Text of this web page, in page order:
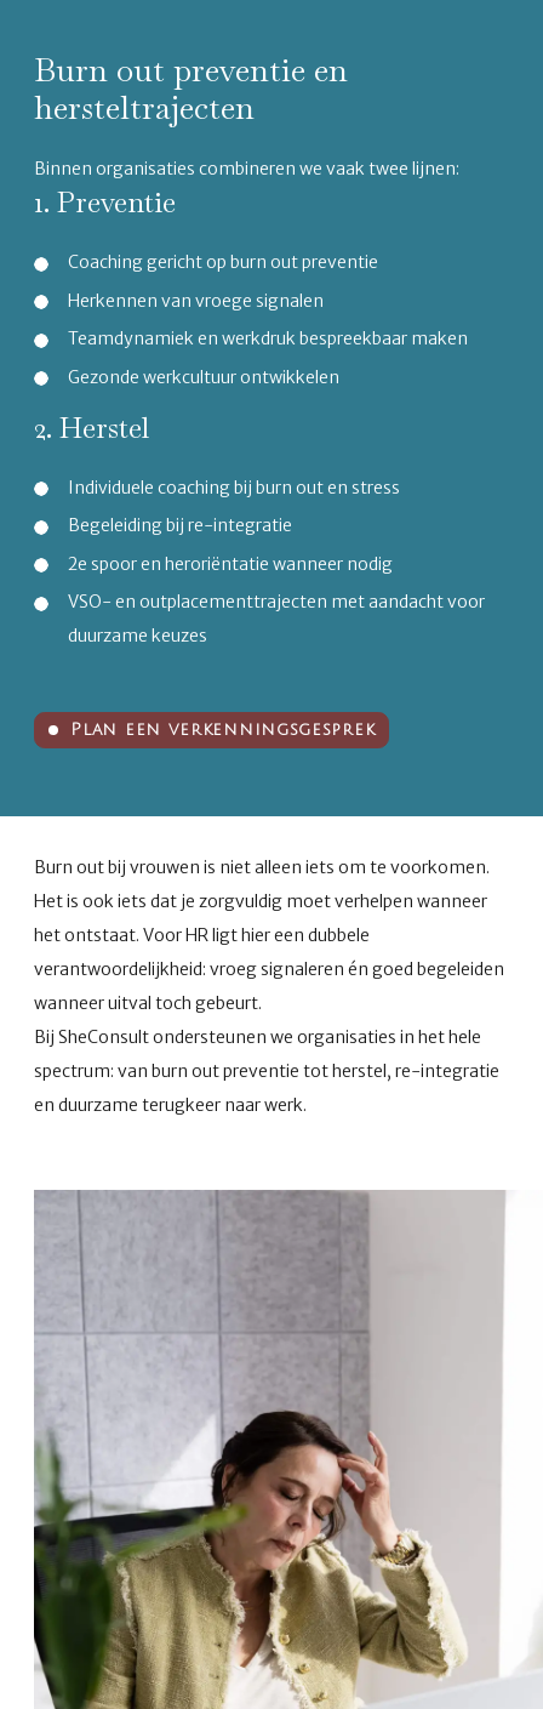
Burn out preventie en
hersteltrajecten
Binnen organisaties combineren we vaak twee lijnen:
1. Preventie
Coaching gericht op burn out preventie
Herkennen van vroege signalen
Teamdynamiek en werkdruk bespreekbaar maken
Gezonde werkcultuur ontwikkelen
2. Herstel
Individuele coaching bij burn out en stress
Begeleiding bij re-integratie
2e spoor en heroriëntatie wanneer nodig
VSO- en outplacementtrajecten met aandacht voor
duurzame keuzes
Plan een verkenningsgesprek
Burn out bij vrouwen is niet alleen iets om te voorkomen.
Het is ook iets dat je zorgvuldig moet verhelpen wanneer
het ontstaat. Voor HR ligt hier een dubbele
verantwoordelijkheid: vroeg signaleren én goed begeleiden
wanneer uitval toch gebeurt.
Bij SheConsult ondersteunen we organisaties in het hele
spectrum: van burn out preventie tot herstel, re-integratie
en duurzame terugkeer naar werk.